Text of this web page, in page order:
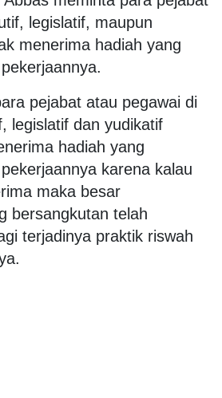
legislatif, maupun
menerima hadiah yang
pejabat atau pegawai di
legislatif dan yudikatif
hadiah yang
karena kalau
maka besar
bersangkutan telah
terjadinya praktik riswah